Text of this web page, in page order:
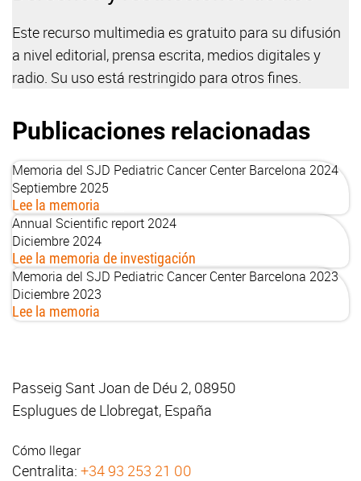
Este recurso multimedia es gratuito para su difusión
a nivel editorial, prensa escrita, medios digitales y
radio. Su uso está restringido para otros fines.
Publicaciones relacionadas
Memoria del SJD Pediatric Cancer Center Barcelona 2024
Septiembre 2025
Lee la memoria
Annual Scientific report 2024
Diciembre 2024
Lee la memoria de investigación
Memoria del SJD Pediatric Cancer Center Barcelona 2023
Diciembre 2023
Lee la memoria
Passeig Sant Joan de Déu 2, 08950
Esplugues de Llobregat, España
Cómo llegar
Centralita: +34 93 253 21 00